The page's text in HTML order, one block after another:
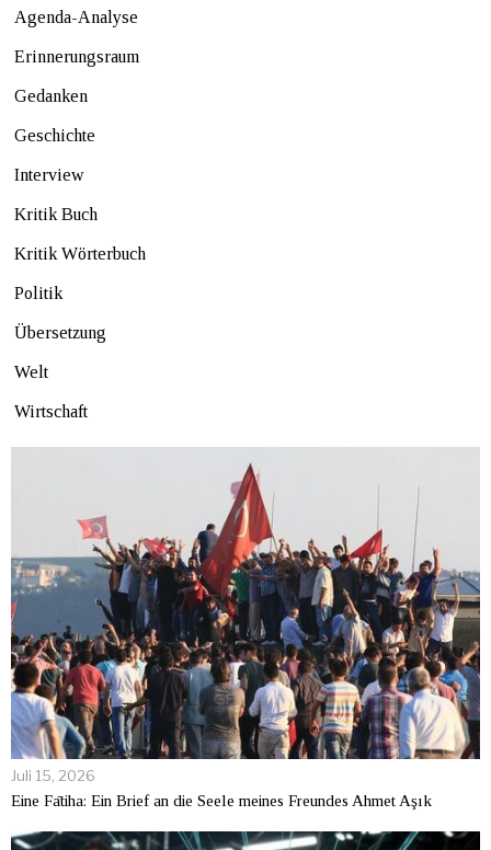
Agenda-Analyse
Erinnerungsraum
Gedanken
Geschichte
Interview
Kritik Buch
Kritik Wörterbuch
Politik
Übersetzung
Welt
Wirtschaft
Juli 15, 2026
Eine Fātiha: Ein Brief an die Seele meines Freundes Ahmet Aşık